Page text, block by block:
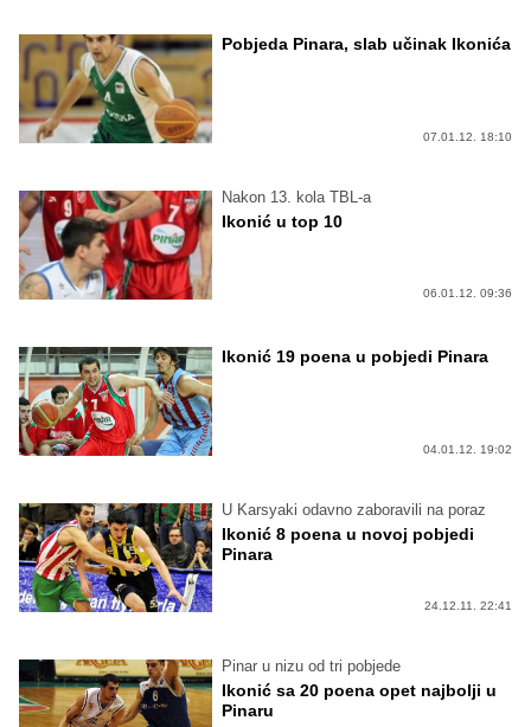
Pobjeda Pinara, slab učinak Ikonića
07.01.12. 18:10
Nakon 13. kola TBL-a
Ikonić u top 10
06.01.12. 09:36
Ikonić 19 poena u pobjedi Pinara
04.01.12. 19:02
U Karsyaki odavno zaboravili na poraz
Ikonić 8 poena u novoj pobjedi
Pinara
24.12.11. 22:41
Pinar u nizu od tri pobjede
Ikonić sa 20 poena opet najbolji u
Pinaru